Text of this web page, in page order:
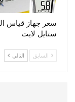
سعر جهاز قياس
ستايل لايت
السابق التالي